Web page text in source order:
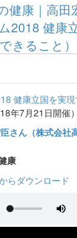
健康｜高田
2018 健康
きること）
健康立国を実
年7月21日開催）
さん（株式会社
康
らダウンロード